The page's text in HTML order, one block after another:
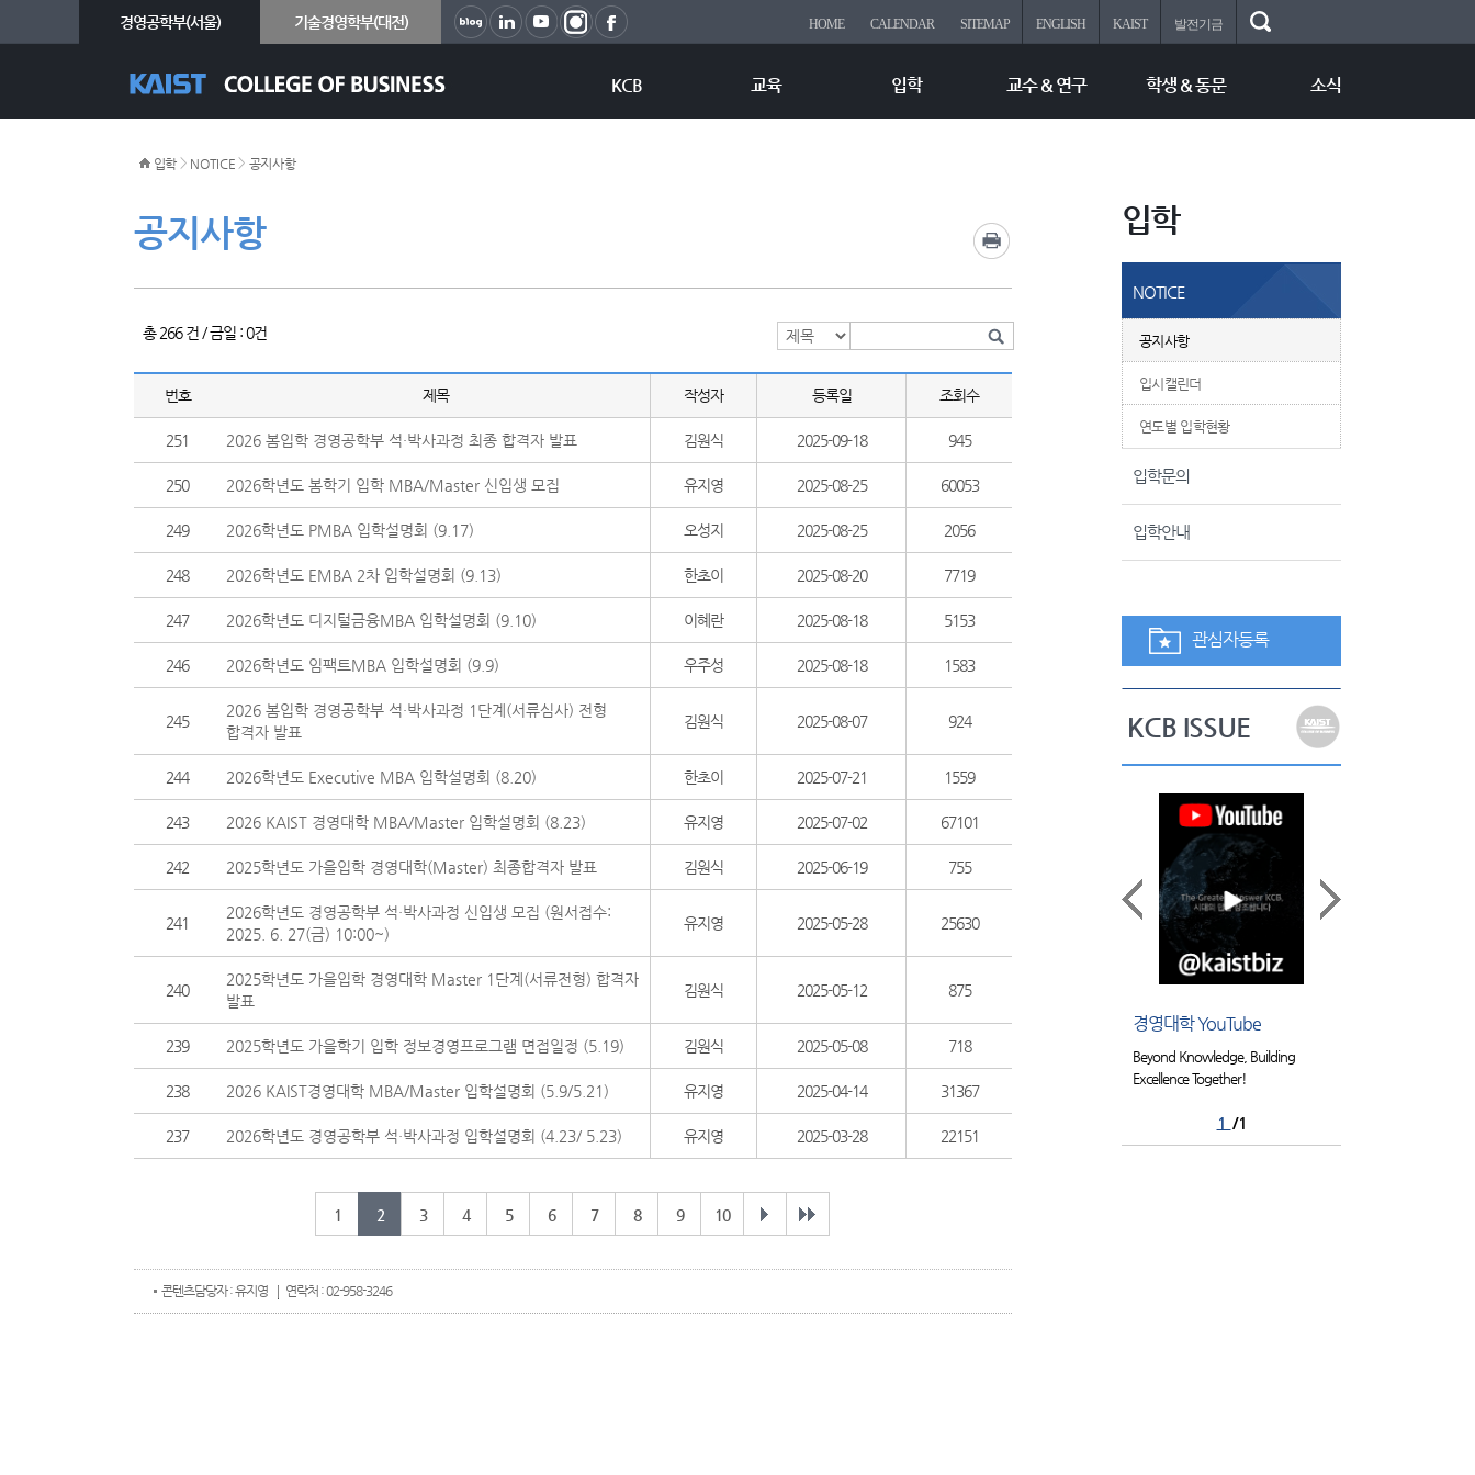
경영공학부(서울) 기술경영학부(대전) HOME CALENDAR SITEMAP ENGLISH KAIST 발전기금
KCB 교육 입학 교수 & 연구 학생 & 동문 소식
공지사항
입학 > NOTICE > 공지사항
총 266 건 / 금일 : 0건
번호 제목 작성자 등록일 조회수
251 2026 봄입학 경영공학부 석·박사과정 최종 합격자 발표 김원식 2025-09-18 945
250 2026학년도 봄학기 입학 MBA/Master 신입생 모집 유지영 2025-08-25 60053
249 2026학년도 PMBA 입학설명회 (9.17) 오성지 2025-08-25 2056
248 2026학년도 EMBA 2차 입학설명회 (9.13) 한초이 2025-08-20 7719
247 2026학년도 디지털금융MBA 입학설명회 (9.10) 이혜란 2025-08-18 5153
246 2026학년도 임팩트MBA 입학설명회 (9.9) 우주성 2025-08-18 1583
245
2026 봄입학 경영공학부 석·박사과정 1단계(서류심사) 전형
합격자 발표
김원식 2025-08-07 924
244 2026학년도 Executive MBA 입학설명회 (8.20) 한초이 2025-07-21 1559
243 2026 KAIST 경영대학 MBA/Master 입학설명회 (8.23) 유지영 2025-07-02 67101
242 2025학년도 가을입학 경영대학(Master) 최종합격자 발표 김원식 2025-06-19 755
241
2026학년도 경영공학부 석·박사과정 신입생 모집 (원서접수:
2025. 6. 27(금) 10:00~)
유지영 2025-05-28 25630
240
2025학년도 가을입학 경영대학 Master 1단계(서류전형) 합격자
발표
김원식 2025-05-12 875
239 2025학년도 가을학기 입학 정보경영프로그램 면접일정 (5.19) 김원식 2025-05-08 718
238 2026 KAIST경영대학 MBA/Master 입학설명회 (5.9/5.21) 유지영 2025-04-14 31367
237 2026학년도 경영공학부 석·박사과정 입학설명회 (4.23/ 5.23) 유지영 2025-03-28 22151
1 2 3 4 5 6 7 8 9 10
콘텐츠담당자 : 유지영 연락처 : 02-958-3246
입학
NOTICE
공지사항
입시캘린더
연도별 입학현황
입학문의
입학안내
관심자등록
KCB ISSUE
경영대학 YouTube
Beyond Knowledge, Building
Excellence Together!
1 /1